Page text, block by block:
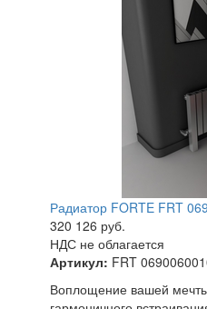
Радиатор FORTE FRT
320 126 руб.
НДС не облагается
Артикул: FRT
Воплощение вашей